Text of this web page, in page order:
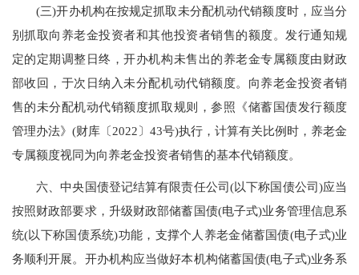
(三)开办机构在按规定抓取未分配机动代销额度时，应当分
别抓取向养老金投资者和其他投资者销售的额度。发行通知规
定的定期调整日终，开办机构未售出的养老金专属额度由财政
部收回，于次日纳入未分配机动代销额度。向养老金投资者销
售的未分配机动代销额度抓取规则，参照《储蓄国债发行额度
管理办法》(财库〔2022〕43号)执行，计算有关比例时，养老金
专属额度视同为向养老金投资者销售的基本代销额度。
六、中央国债登记结算有限责任公司(以下称国债公司)应当
按照财政部要求，升级财政部储蓄国债(电子式)业务管理信息系
统(以下称国债系统)功能，支撑个人养老金储蓄国债(电子式)业
务顺利开展。开办机构应当做好本机构储蓄国债(电子式)业务系